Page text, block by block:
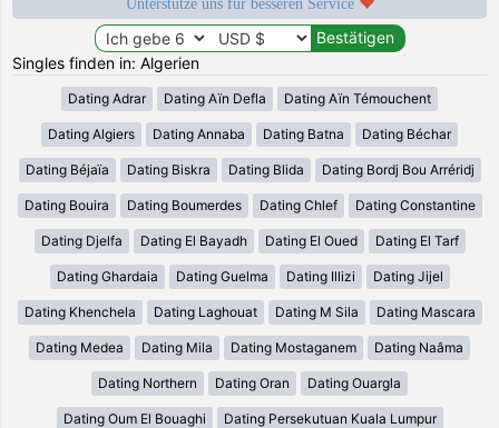
Unterstütze uns für besseren Service
Singles finden in: Algerien
Dating Adrar Dating Aïn Defla Dating Aïn Témouchent
Dating Algiers Dating Annaba Dating Batna Dating Béchar
Dating Béjaïa Dating Biskra Dating Blida Dating Bordj Bou Arréridj
Dating Bouira Dating Boumerdes Dating Chlef Dating Constantine
Dating Djelfa Dating El Bayadh Dating El Oued Dating El Tarf
Dating Ghardaia Dating Guelma Dating Illizi Dating Jijel
Dating Khenchela Dating Laghouat Dating M Sila Dating Mascara
Dating Medea Dating Mila Dating Mostaganem Dating Naâma
Dating Northern Dating Oran Dating Ouargla
Dating Oum El Bouaghi Dating Persekutuan Kuala Lumpur